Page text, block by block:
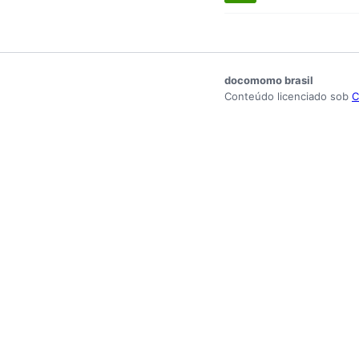
docomomo brasil
Conteúdo licenciado sob